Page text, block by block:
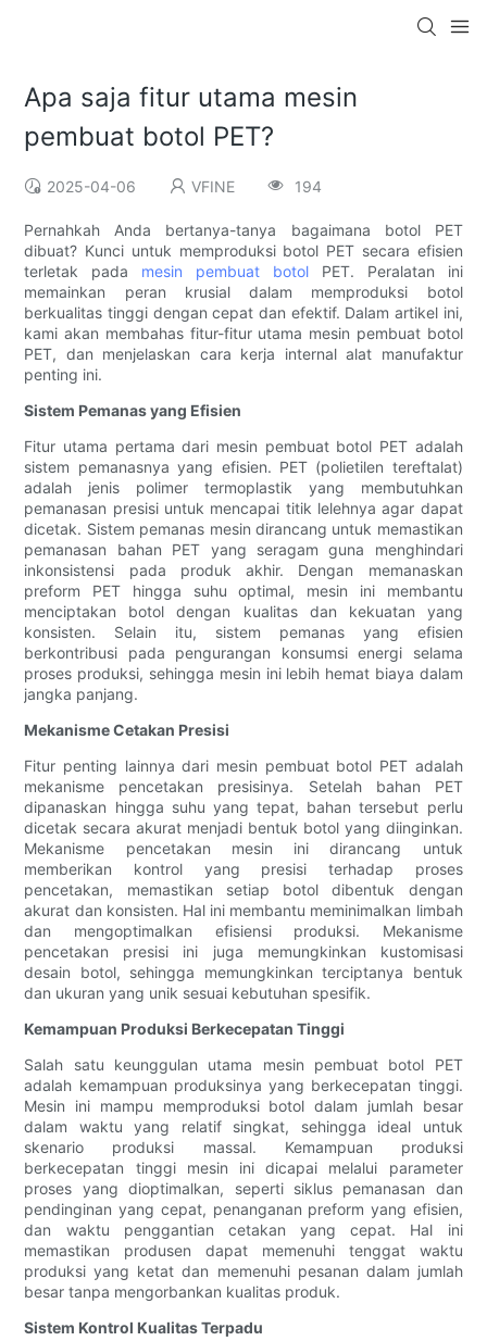
Apa saja fitur utama mesin
pembuat botol PET?
2025-04-06 VFINE 194
Pernahkah Anda bertanya-tanya bagaimana botol PET
dibuat? Kunci untuk memproduksi botol PET secara efisien
terletak pada mesin pembuat botolPET. Peralatan ini
memainkan peran krusial dalam memproduksi botol
berkualitas tinggi dengan cepat dan efektif. Dalam artikel ini,
kami akan membahas fitur-fitur utama mesin pembuat botol
PET, dan menjelaskan cara kerja internal alat manufaktur
penting ini.
Sistem Pemanas yang Efisien
Fitur utama pertama dari mesin pembuat botol PET adalah
sistem pemanasnya yang efisien. PET (polietilen tereftalat)
adalah jenis polimer termoplastik yang membutuhkan
pemanasan presisi untuk mencapai titik lelehnya agar dapat
dicetak. Sistem pemanas mesin dirancang untuk memastikan
pemanasan bahan PET yang seragam guna menghindari
inkonsistensi pada produk akhir. Dengan memanaskan
preform PET hingga suhu optimal, mesin ini membantu
menciptakan botol dengan kualitas dan kekuatan yang
konsisten. Selain itu, sistem pemanas yang efisien
berkontribusi pada pengurangan konsumsi energi selama
proses produksi, sehingga mesin ini lebih hemat biaya dalam
jangka panjang.
Mekanisme Cetakan Presisi
Fitur penting lainnya dari mesin pembuat botol PET adalah
mekanisme pencetakan presisinya. Setelah bahan PET
dipanaskan hingga suhu yang tepat, bahan tersebut perlu
dicetak secara akurat menjadi bentuk botol yang diinginkan.
Mekanisme pencetakan mesin ini dirancang untuk
memberikan kontrol yang presisi terhadap proses
pencetakan, memastikan setiap botol dibentuk dengan
akurat dan konsisten. Hal ini membantu meminimalkan limbah
dan mengoptimalkan efisiensi produksi. Mekanisme
pencetakan presisi ini juga memungkinkan kustomisasi
desain botol, sehingga memungkinkan terciptanya bentuk
dan ukuran yang unik sesuai kebutuhan spesifik.
Kemampuan Produksi Berkecepatan Tinggi
Salah satu keunggulan utama mesin pembuat botol PET
adalah kemampuan produksinya yang berkecepatan tinggi.
Mesin ini mampu memproduksi botol dalam jumlah besar
dalam waktu yang relatif singkat, sehingga ideal untuk
skenario produksi massal. Kemampuan produksi
berkecepatan tinggi mesin ini dicapai melalui parameter
proses yang dioptimalkan, seperti siklus pemanasan dan
pendinginan yang cepat, penanganan preform yang efisien,
dan waktu penggantian cetakan yang cepat. Hal ini
memastikan produsen dapat memenuhi tenggat waktu
produksi yang ketat dan memenuhi pesanan dalam jumlah
besar tanpa mengorbankan kualitas produk.
Sistem Kontrol Kualitas Terpadu